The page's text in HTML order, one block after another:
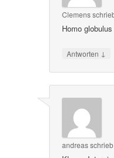
Clemens
Homo
Antworten ↓
andreasschrieb